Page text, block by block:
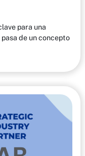
para una
de un concepto